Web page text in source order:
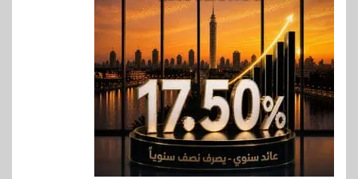
بنك QNB مصر يعزز جاهزية
المشروعات الصغيرة والمتوسطة
للنمو والتوسع
7 اخبار
فيكسد مصر و”حلول” تتشاركان
في تطوير أول منصة للسياحة
الصحية في مصر والشرق الأوسط
وأفريقيا Tour4Cure